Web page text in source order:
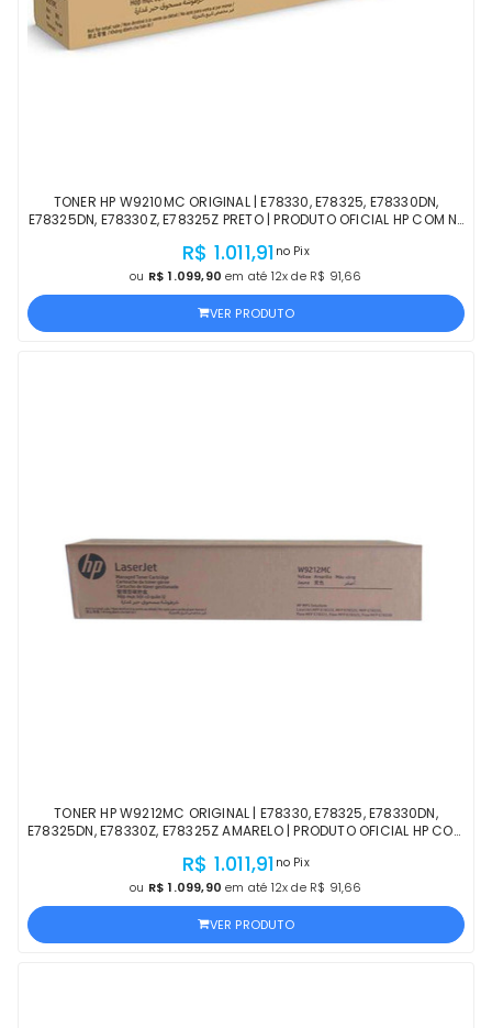
TONER HP W9210MC ORIGINAL | E78330, E78325, E78330DN,
E78325DN, E78330Z, E78325Z PRETO | PRODUTO OFICIAL HP COM NF
R$ 1.011,91 no Pix
ou R$ 1.099,90 em até 12x de R$ 91,66
VER PRODUTO
TONER HP W9212MC ORIGINAL | E78330, E78325, E78330DN,
E78325DN, E78330Z, E78325Z AMARELO | PRODUTO OFICIAL HP COM
R$ 1.011,91 no Pix
ou R$ 1.099,90 em até 12x de R$ 91,66
VER PRODUTO